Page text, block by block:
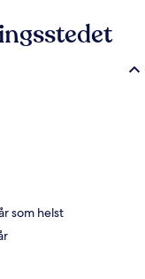
som helst